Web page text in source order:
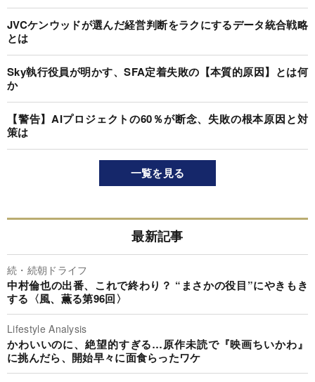
JVCケンウッドが選んだ経営判断をラクにするデータ統合戦略
とは
Sky執行役員が明かす、SFA定着失敗の【本質的原因】とは何
か
【警告】AIプロジェクトの60％が断念、失敗の根本原因と対
策は
一覧を見る
最新記事
続・続朝ドライフ
中村倫也の出番、これで終わり？ “まさかの役目”にやきもき
する〈風、薫る第96回〉
Lifestyle Analysis
かわいいのに、絶望的すぎる…原作未読で『映画ちいかわ』
に挑んだら、開始早々に面食らったワケ